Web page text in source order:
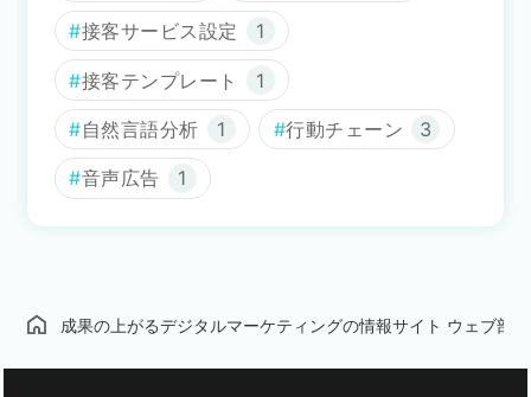
接客サービス設定 1
接客テンプレート 1
自然言語分析 1 行動チェーン 3
音声広告 1
成果の上がるデジタルマーケティングの情報サイト ウェブ部